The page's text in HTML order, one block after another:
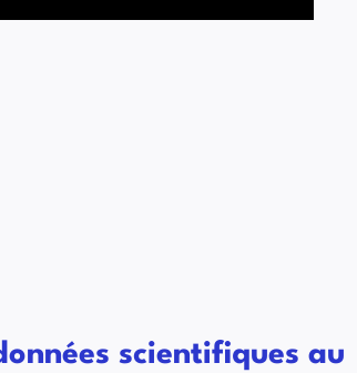
scientifiques au